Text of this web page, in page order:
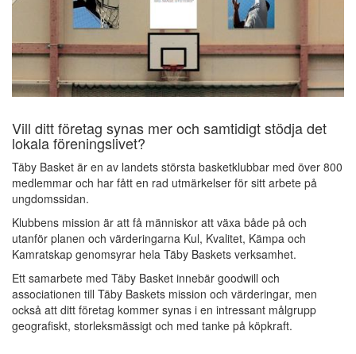
Vill ditt företag synas mer och samtidigt stödja det
lokala föreningslivet?
Täby Basket är en av landets största basketklubbar med över 800
medlemmar och har fått en rad utmärkelser för sitt arbete på
ungdomssidan.
Klubbens mission är att få människor att växa både på och
utanför planen och värderingarna Kul, Kvalitet, Kämpa och
Kamratskap genomsyrar hela Täby Baskets verksamhet.
Ett samarbete med Täby Basket innebär goodwill och
associationen till Täby Baskets mission och värderingar, men
också att ditt företag kommer synas i en intressant målgrupp
geografiskt, storleksmässigt och med tanke på köpkraft.